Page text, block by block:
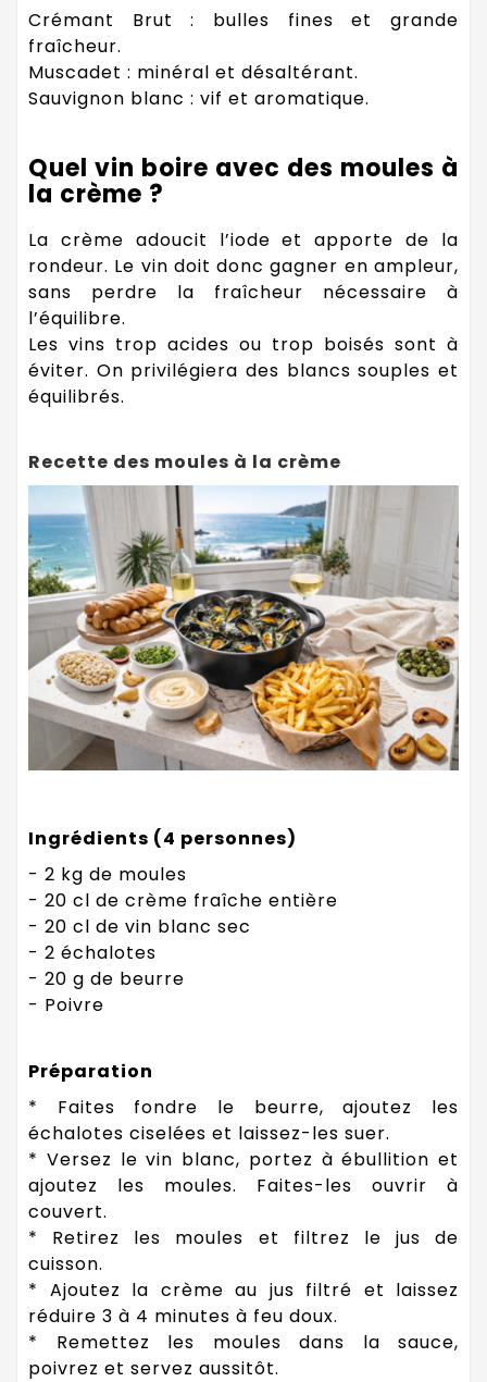
Crémant Brut : bulles fines et grande
fraîcheur.
Muscadet : minéral et désaltérant.
Sauvignon blanc : vif et aromatique.
Quel vin boire avec des moules à
la crème ?
La crème adoucit l’iode et apporte de la
rondeur. Le vin doit donc gagner en ampleur,
sans perdre la fraîcheur nécessaire à
l’équilibre.
Les vins trop acides ou trop boisés sont à
éviter. On privilégiera des blancs souples et
équilibrés.
Recette des moules à la crème
Ingrédients (4 personnes)
- 2 kg de moules
- 20 cl de crème fraîche entière
- 20 cl de vin blanc sec
- 2 échalotes
- 20 g de beurre
- Poivre
Préparation
* Faites fondre le beurre, ajoutez les
échalotes ciselées et laissez-les suer.
* Versez le vin blanc, portez à ébullition et
ajoutez les moules. Faites-les ouvrir à
couvert.
* Retirez les moules et filtrez le jus de
cuisson.
* Ajoutez la crème au jus filtré et laissez
réduire 3 à 4 minutes à feu doux.
* Remettez les moules dans la sauce,
poivrez et servez aussitôt.